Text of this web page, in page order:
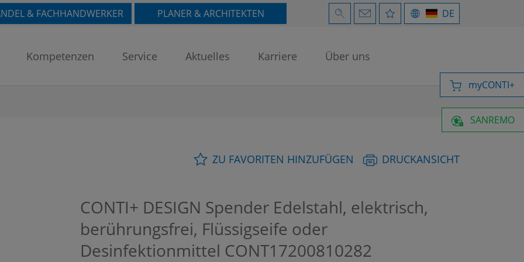
& FACHHANDWERKER PLANER & ARCHITEKTEN DE
Kompetenzen Service Aktuelles Karriere Über uns
SANREMO
myCONTI+
ZU FAVORITEN HINZUFÜGEN DRUCKANSICHT
CONTI+ DESIGN Spender Edelstahl, elektrisch,
berührungsfrei, Flüssigseife oder
Desinfektionmittel CONT17200810282